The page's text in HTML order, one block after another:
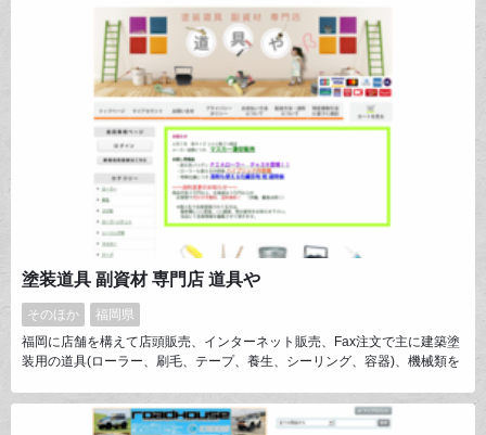
為に私たちの挑戦はまだまだ続きます！
塗装道具 副資材 専門店 道具や
そのほか
福岡県
福岡に店舗を構えて店頭販売、インターネット販売、Fax注文で主に建築塗
装用の道具(ローラー、刷毛、テープ、養生、シーリング、容器)、機械類を